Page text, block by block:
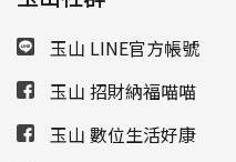
玉山 LINE官方帳號
玉山 招財納福喵喵
玉山 數位生活好康